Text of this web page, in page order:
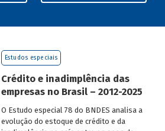
Estudos especiais
Crédito e inadimplência das
empresas no Brasil – 2012-2025
O Estudo especial 78 do BNDES analisa a
evolução do estoque de crédito e da